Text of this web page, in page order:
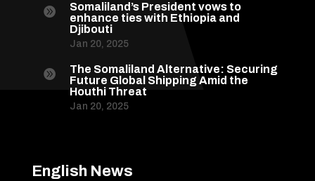

Somaliland’s President vows to
enhance ties with Ethiopia and
Djibouti
Jan 20, 2025

The Somaliland Alternative: Securing
Future Global Shipping Amid the
Houthi Threat
Jan 20, 2025
English News